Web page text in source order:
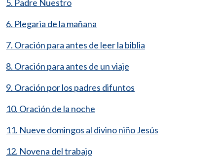
5. Padre Nuestro
6. Plegaria de la mañana
7. Oración para antes de leer la biblia
8. Oración para antes de un viaje
9. Oración por los padres difuntos
10. Oración de la noche
11. Nueve domingos al divino niño Jesús
12. Novena del trabajo